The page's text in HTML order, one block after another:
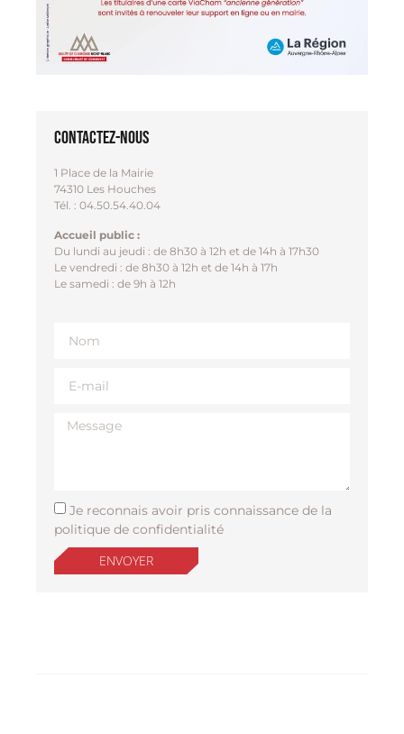
Contactez-nous
1 Place de la Mairie
74310 Les Houches
Tél. : 04.50.54.40.04
Accueil public :
Du lundi au jeudi : de 8h30 à 12h et de 14h à 17h30
Le vendredi : de 8h30 à 12h et de 14h à 17h
Le samedi : de 9h à 12h
Je reconnais avoir pris connaissance de la
politique de confidentialité
ENVOYER